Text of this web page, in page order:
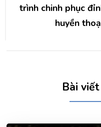
trình chinh phục
huyền
Bài